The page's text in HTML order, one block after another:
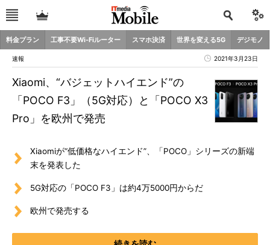
料金プラン 工事不要Wi-Fiルーター スマホ決済 世界を変える5G デジモノ
速報 2021年3月23日
Xiaomi、“バジェットハイエンド”の
「POCO F3」（5G対応）と「POCO X3
Pro」を欧州で発売
Xiaomiが“低価格なハイエンド”、「POCO」シリーズの新端
末を発表した
5G対応の「POCO F3」は約4万5000円からだ
欧州で発売する